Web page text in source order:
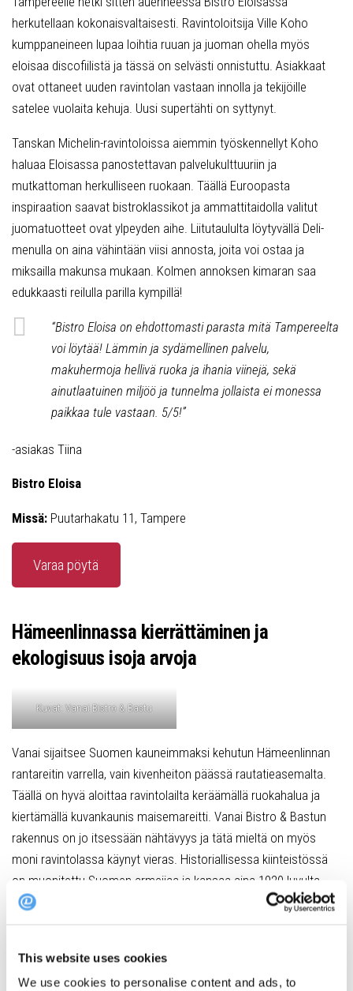
This website uses cookies
We use cookies to personalise content and ads, to
herkutellaan kokonaisvaltaisesti. Ravintoloitsija Ville Koho
kumppaneineen lupaa loihtia ruuan ja juoman ohella myös
eloisaa discofiilistä ja tässä on selvästi onnistuttu. Asiakkaat
ovat ottaneet uuden ravintolan vastaan innolla ja tekijöille
satelee vuolaita kehuja. Uusi supertähti on syttynyt.
Tanskan Michelin-ravintoloissa aiemmin työskennellyt Koho
haluaa Eloisassa panostettavan palvelukulttuuriin ja
mutkattoman herkulliseen ruokaan. Täällä Euroopasta
inspiraation saavat bistroklassikot ja ammattitaidolla valitut
juomatuotteet ovat ylpeyden aihe. Liitutaululta löytyvällä Deli-
menulla on aina vähintään viisi annosta, joita voi ostaa ja
miksailla makunsa mukaan. Kolmen annoksen kimaran saa
edukkaasti reilulla parilla kympillä!
“Bistro Eloisa on ehdottomasti parasta mitä Tampereelta
voi löytää! Lämmin ja sydämellinen palvelu,
makuhermoja hellivä ruoka ja ihania viinejä, sekä
ainutlaatuinen miljöö ja tunnelma jollaista ei monessa
paikkaa tule vastaan. 5/5!”
-asiakas Tiina
Bistro Eloisa
Missä: Puutarhakatu 11, Tampere
Varaa pöytä
Hämeenlinnassa kierrättäminen ja
ekologisuus isoja arvoja
Kuvat: Vanai Bistro & Bastu
Vanai sijaitsee Suomen kauneimmaksi kehutun Hämeenlinnan
rantareitin varrella, vain kivenheiton päässä rautatieasemalta.
Täällä on hyvä aloittaa ravintolailta keräämällä ruokahalua ja
kiertämällä kuvankaunis maisemareitti. Vanai Bistro & Bastun
rakennus on jo itsessään nähtävyys ja tätä mieltä on myös
moni ravintolassa käynyt vieras. Historiallisessa kiinteistössä
on muonitettu Suomen armeijaa ja kansaa aina 1920-luvulta
lähtien. Mensan säilyketehtaan autotalli-pesula on nykyään
Vanhan kunnioitus näkyy vahvana. Ravintolaan on hankittu